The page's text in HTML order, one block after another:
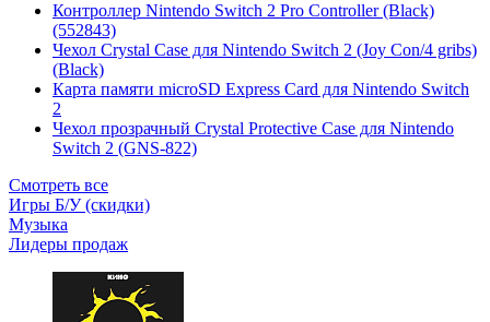
Контроллер Nintendo Switch 2 Pro Controller (Black)
(552843)
Чехол Сrystal Сase для Nintendo Switch 2 (Joy Con/4 gribs)
(Black)
Карта памяти microSD Express Card для Nintendo Switch
2
Чехол прозрачный Crystal Protective Case для Nintendo
Switch 2 (GNS-822)
Смотреть все
Игры Б/У (скидки)
Музыка
Лидеры продаж